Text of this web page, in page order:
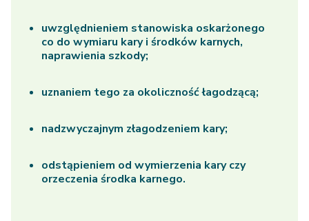
uwzględnieniem stanowiska oskarżonego
co do wymiaru kary i środków karnych,
naprawienia szkody;
uznaniem tego za okoliczność łagodzącą;
nadzwyczajnym złagodzeniem kary;
odstąpieniem od wymierzenia kary czy
orzeczenia środka karnego.